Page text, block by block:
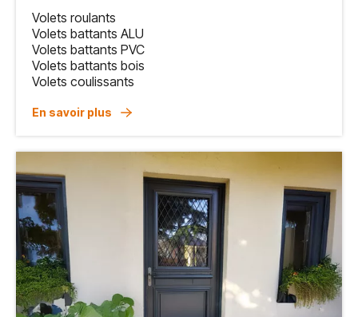
Volets roulants
Volets battants ALU
Volets battants PVC
Volets battants bois
Volets coulissants
En savoir plus